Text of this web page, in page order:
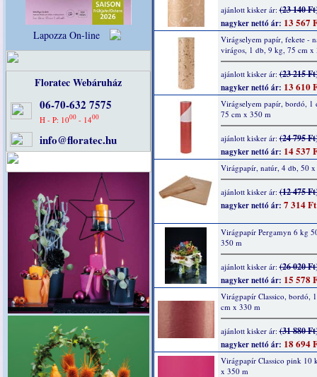
Lapozza On-line
Floratec Webáruház
06-70-632 7575
H - P: 1000 - 1400
info@floratec.hu
ajánlott kisker ár:(23 140
nagyker nettó ár: 13 567
Virágselyem papír, fekete -
virágos, 1 db, 9 kg, 75 cm x
ajánlott kisker ár:(23 215
nagyker nettó ár: 13 610
Virágselyem papír, bordó, 1
75 cm x 350 m
ajánlott kisker ár:(24 795
nagyker nettó ár: 14 537
Virágpapír, natúr, 4 db, 50 x
ajánlott kisker ár:(12 475
nagyker nettó ár: 7 314 Ft
Virágpapír Pergamyn 6 kg
350 m
ajánlott kisker ár:(26 020
nagyker nettó ár: 15 578
Virágpapír Classico, bordó,
cm x 330 m
ajánlott kisker ár:(31 880
nagyker nettó ár: 18 694
Virágpapír Classico pink 10
x 350 m